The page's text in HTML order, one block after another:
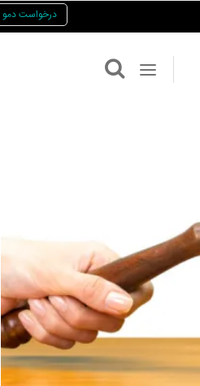
درخواست دمو